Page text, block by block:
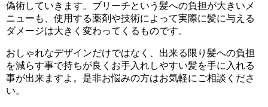
偽術していきます。ブリーチという髪への負担が大きいメ
ニューも、使用する薬剤や技術によって実際に髪に与える
ダメージは大きく変わってくるものです。
おしゃれなデザインだけではなく、出来る限り髪への負担
を減らす事で持ちが良くお手入れしやすい髪を手に入れる
事が出来ますよ。是非お悩みの方はお気軽にご相談くださ
い。